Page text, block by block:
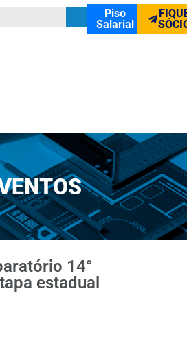
Piso
Salarial
14°
estadual